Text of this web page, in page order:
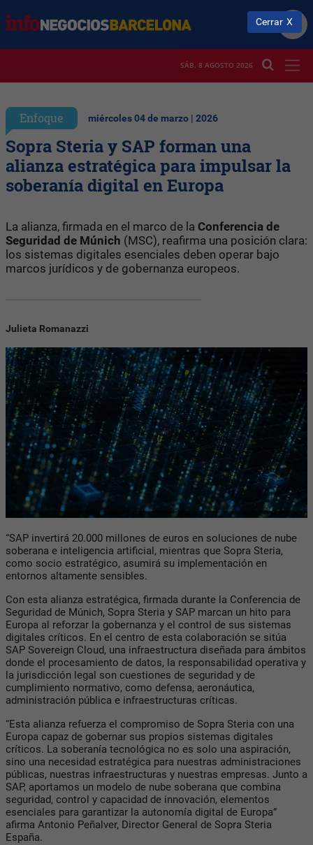
SÁB. 8 AGOSTO 2026
Enfoque miércoles 04 de marzo | 2026
Sopra Steria y SAP forman una
alianza estratégica para impulsar la
soberanía digital en Europa
La alianza, firmada en el marco de la Conferencia de
Seguridad de Múnich (MSC), reafirma una posición clara:
los sistemas digitales esenciales deben operar bajo
marcos jurídicos y de gobernanza europeos.
Julieta Romanazzi
“SAP invertirá 20.000 millones de euros en soluciones de nube
soberana e inteligencia artificial, mientras que Sopra Steria,
como socio estratégico, asumirá su implementación en
entornos altamente sensibles.
Con esta alianza estratégica, firmada durante la Conferencia de
Seguridad de Múnich, Sopra Steria y SAP marcan un hito para
Europa al reforzar la gobernanza y el control de sus sistemas
digitales críticos. En el centro de esta colaboración se sitúa
SAP Sovereign Cloud, una infraestructura diseñada para ámbitos
donde el procesamiento de datos, la responsabilidad operativa y
la jurisdicción legal son cuestiones de seguridad y de
cumplimiento normativo, como defensa, aeronáutica,
administración pública e infraestructuras críticas.
“Esta alianza refuerza el compromiso de Sopra Steria con una
Europa capaz de gobernar sus propios sistemas digitales
críticos. La soberanía tecnológica no es solo una aspiración,
sino una necesidad estratégica para nuestras administraciones
públicas, nuestras infraestructuras y nuestras empresas. Junto a
SAP, aportamos un modelo de nube soberana que combina
seguridad, control y capacidad de innovación, elementos
esenciales para garantizar la autonomía digital de Europa”
afirma Antonio Peñalver, Director General de Sopra Steria
España.
Cerrar